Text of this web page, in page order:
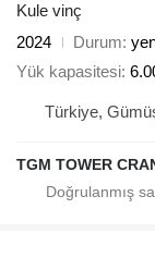
Kule vinç
2024
Durum
Yük kapasitesi
Türkiye,
TGM TOWER